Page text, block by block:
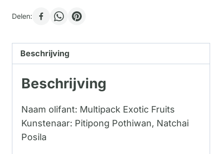
Delen:
Beschrijving
Beschrijving
Naam olifant: Multipack Exotic Fruits
Kunstenaar: Pitipong Pothiwan, Natchai
Posila